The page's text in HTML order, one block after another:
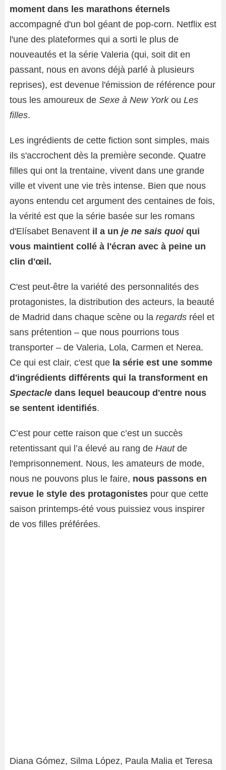
moment dans les marathons éternels
accompagné d'un bol géant de pop-corn. Netflix est
l'une des plateformes qui a sorti le plus de
nouveautés et la série Valeria (qui, soit dit en
passant, nous en avons déjà parlé à plusieurs
reprises), est devenue l'émission de référence pour
tous les amoureux de Sexe à New Yorkou Les
filles.
Les ingrédients de cette fiction sont simples, mais
ils s'accrochent dès la première seconde. Quatre
filles qui ont la trentaine, vivent dans une grande
ville et vivent une vie très intense. Bien que nous
ayons entendu cet argument des centaines de fois,
la vérité est que la série basée sur les romans
d'Elísabet Benavent il a un je ne sais quoi qui
vous maintient collé à l'écran avec à peine un
clin d'œil.
C'est peut-être la variété des personnalités des
protagonistes, la distribution des acteurs, la beauté
de Madrid dans chaque scène ou la regards réel et
sans prétention – que nous pourrions tous
transporter – de Valeria, Lola, Carmen et Nerea.
Ce qui est clair, c'est que la série est une somme
d'ingrédients différents qui la transforment en
Spectacle dans lequel beaucoup d'entre nous
se sentent identifiés.
C’est pour cette raison que c’est un succès
retentissant qui l’a élevé au rang de Hautde
l'emprisonnement. Nous, les amateurs de mode,
nous ne pouvons plus le faire, nous passons en
revue le style des protagonistes pour que cette
saison printemps-été vous puissiez vous inspirer
de vos filles préférées.
Diana Gómez, Silma López, Paula Malia et Teresa